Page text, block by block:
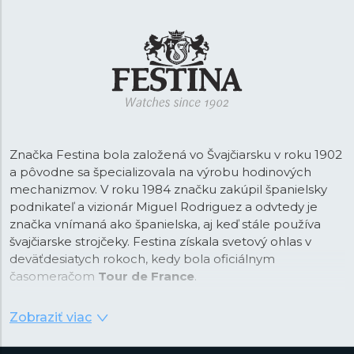
Značka Festina bola založená vo Švajčiarsku v roku 1902
a pôvodne sa špecializovala na výrobu hodinových
mechanizmov. V roku 1984 značku zakúpil španielsky
podnikateľ a vizionár Miguel Rodriguez a odvtedy je
značka vnímaná ako španielska, aj keď stále používa
švajčiarske strojčeky. Festina získala svetový ohlas v
deväťdesiatych rokoch, kedy bola oficiálnym
časomeračom Tour de France.
značka a vďaka spolupráci so svetoznámym
Zobraziť viac